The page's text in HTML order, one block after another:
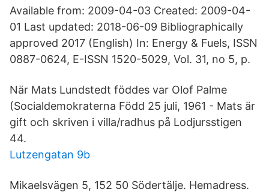
Available from: 2009-04-03 Created: 2009-04-
01 Last updated: 2018-06-09 Bibliographically
approved 2017 (English) In: Energy & Fuels, ISSN
0887-0624, E-ISSN 1520-5029, Vol. 31, no 5, p.
När Mats Lundstedt föddes var Olof Palme
(Socialdemokraterna Född 25 juli, 1961 - Mats är
gift och skriven i villa/radhus på Lodjursstigen
44.
Lutzengatan 9b
Mikaelsvägen 5, 152 50 Södertälje. Hemadress.